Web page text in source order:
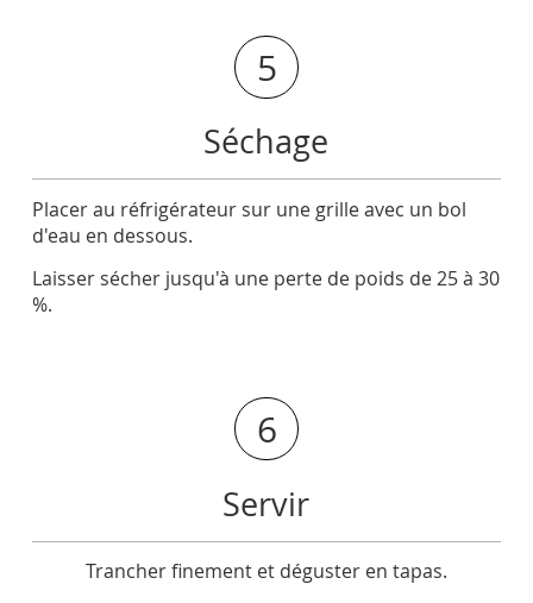
5
Séchage
Placer au réfrigérateur sur une grille avec un bol
d'eau en dessous.
Laisser sécher jusqu'à une perte de poids de 25 à 30
%.
6
Servir
Trancher finement et déguster en tapas.